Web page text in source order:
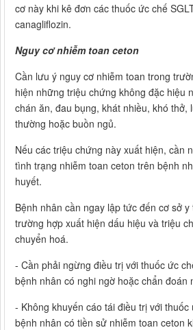
cơ này khi kê đơn các thuốc ức chế
canagliflozin.
Nguy cơ nhiễm toan ceton
Cần lưu ý nguy cơ nhiễm toan trong
hiện những triệu chứng không đặc hiệu
chán ăn, đau bụng, khát nhiều, khó thở,
thường hoặc buồn ngủ.
Nếu các triệu chứng này xuất hiện, cần
tình trạng nhiễm toan ceton trên bệnh
huyết.
Bệnh nhân cần ngay lập tức đến cơ sở
trường hợp xuất hiện dấu hiệu và triệu
chuyển hoá.
- Cần phải ngừng điều trị với thuốc ức
bệnh nhân có nghi ngờ hoặc chẩn đoán
- Không khuyến cáo tái điều trị với thuốc
bệnh nhân có tiền sử nhiễm toan ceton